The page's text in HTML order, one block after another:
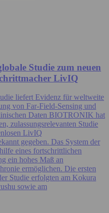
Studie zum neuen
LivIQ
liefert Evidenz für weltweite
von Far‑Field‑Sensing und
Daten BIOTRONIK hat
zulassungsrelevanten Studie
LivIQ
gegeben. Das System der
eines fortschrittlichen
ein hohes Maß an
ermöglichen. Die ersten
Studie erfolgten am Kokura
sowie am